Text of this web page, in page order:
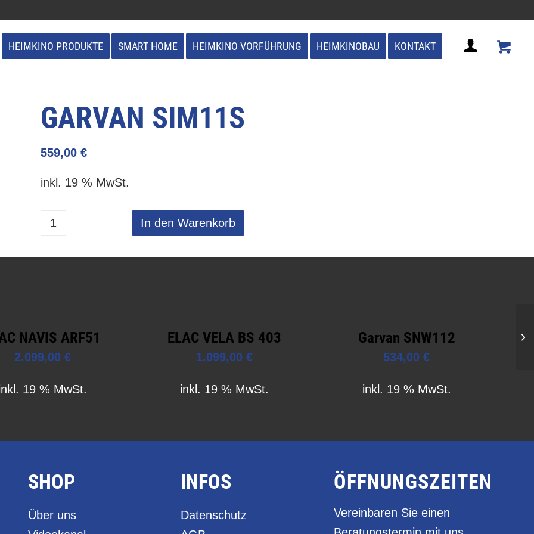
HEIMKINO PRODUKTE SMART HOME HEIMKINO VORFÜHRUNG HEIMKINOBAU KONTAKT
GARVAN SIM11S
559,00€
inkl. 19 % MwSt.
In den Warenkorb
NAVIS ARF51
2.099,00 €
19 % MwSt.
ELAC VELA BS 403
1.099,00€
inkl. 19 % MwSt.
Garvan SNW112
534,00€
inkl. 19 % MwSt.
SHOP
Über uns
INFOS
Datenschutz
ÖFFNUNGSZEITEN
Vereinbaren Sie einen